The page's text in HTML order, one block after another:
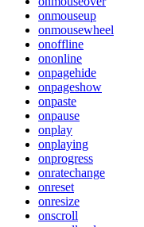
onmouseup
onmousewheel
onoffline
ononline
onpagehide
onpageshow
onpaste
onpause
onplay
onplaying
onprogress
onratechange
onreset
onresize
onscroll